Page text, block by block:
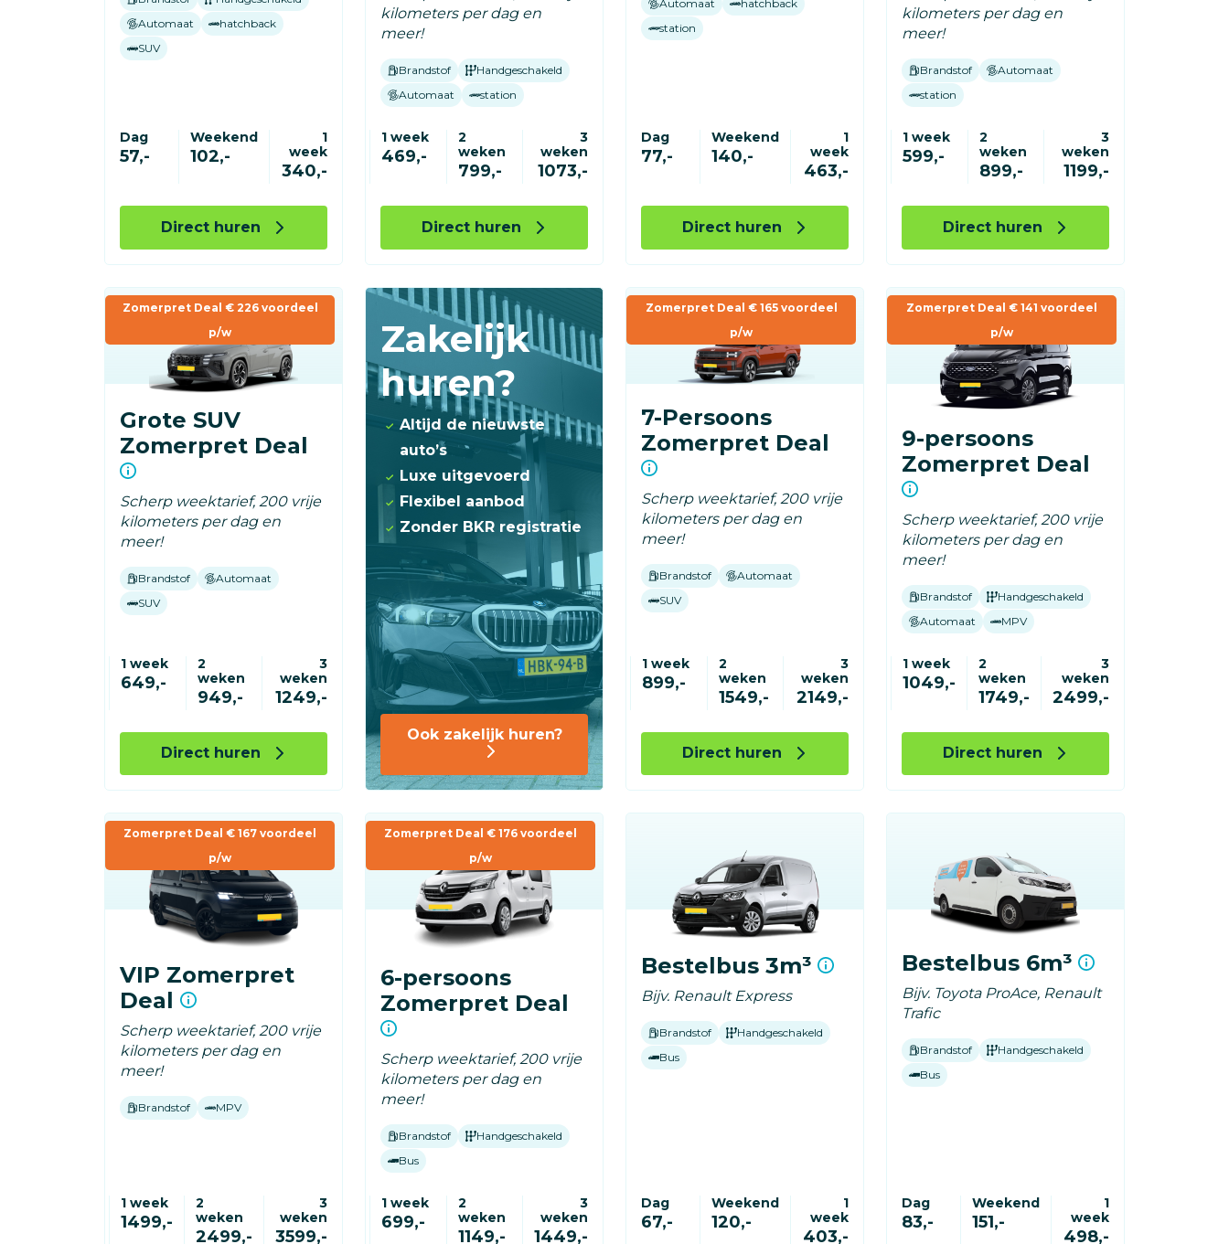
Automaat
hatchback
SUV
Dag
57,-
Weekend
102,-
1
week
340,-
Direct huren
kilometers per dag en
meer!
Brandstof
Handgeschakeld
Automaat
station
1 week
469,-
2
weken
799,-
3
weken
1073,-
Direct huren
Automaat
hatchback
station
Dag
77,-
Weekend
140,-
1
week
463,-
Direct huren
kilometers per dag en
meer!
Brandstof
Automaat
station
1 week
599,-
2
weken
899,-
3
weken
1199,-
Direct huren
Zomerpret Deal € 226 voordeel
p/w
Grote SUV
Zomerpret Deal
Scherp weektarief, 200 vrije
kilometers per dag en
meer!
Brandstof
Automaat
SUV
1 week
649,-
2
weken
949,-
3
weken
1249,-
Direct huren
Zakelijk
huren?
Altijd de nieuwste
auto’s
Luxe uitgevoerd
Flexibel aanbod
Zonder BKR registratie
Ook zakelijk huren?
Zomerpret Deal € 165 voordeel
p/w
7-Persoons
Zomerpret Deal
Scherp weektarief, 200 vrije
kilometers per dag en
meer!
Brandstof
Automaat
SUV
1 week
899,-
2
weken
1549,-
3
weken
2149,-
Direct huren
Zomerpret Deal € 141 voordeel
p/w
9-persoons
Zomerpret Deal
Scherp weektarief, 200 vrije
kilometers per dag en
meer!
Brandstof
Handgeschakeld
Automaat
MPV
1 week
1049,-
2
weken
1749,-
3
weken
2499,-
Direct huren
Zomerpret Deal € 167 voordeel
p/w
VIP Zomerpret
Deal
Scherp weektarief, 200 vrije
kilometers per dag en
meer!
Brandstof MPV
1 week
1499,-
2
weken
2499,-
3
weken
3599,-
Zomerpret Deal € 176 voordeel
p/w
6-persoons
Zomerpret Deal
Scherp weektarief, 200 vrije
kilometers per dag en
meer!
Brandstof
Handgeschakeld
Bus
1 week
699,-
2
weken
1149,-
3
weken
1449,-
Bestelbus 3m³
Bijv. Renault Express
Brandstof
Handgeschakeld
Bus
Dag
67,-
Weekend
120,-
1
week
403,-
Bestelbus 6m³
Bijv. Toyota ProAce, Renault
Trafic
Brandstof
Handgeschakeld
Bus
Dag
83,-
Weekend
151,-
1
week
498,-